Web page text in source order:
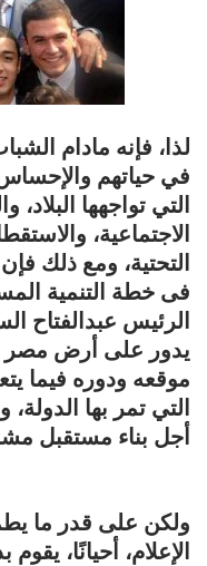
لذا، فإنه مادام
في حياتهم والإحساس
التي تواجهها
الاجتماعية،
التحتية، ومع ذلك
الرئيس عبدالفتاح
يدور على أرض مصر
موقعه ودوره فيما
التي تمر بها
أجل بناء مستقبل
ولكن على قدر ما
الإعلام، أحيانًا،